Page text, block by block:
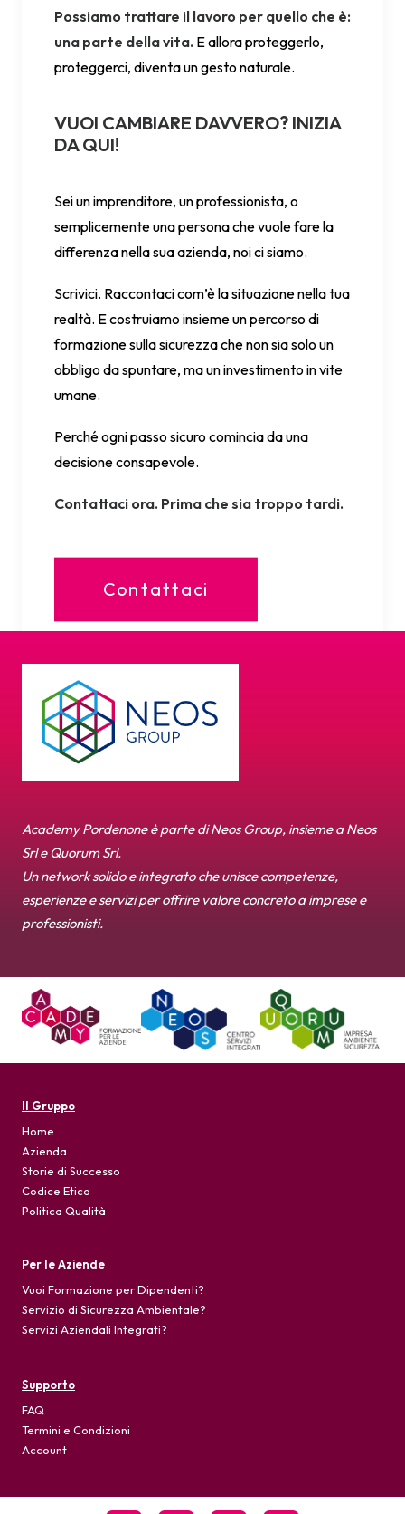
Possiamo trattare il lavoro per quello che è:
una parte della vita. E allora proteggerlo,
proteggerci, diventa un gesto naturale.
VUOI CAMBIARE DAVVERO? INIZIA
DA QUI!
Sei un imprenditore, un professionista, o
semplicemente una persona che vuole fare la
differenza nella sua azienda, noi ci siamo.
Scrivici. Raccontaci com’è la situazione nella tua
realtà. E costruiamo insieme un percorso di
formazione sulla sicurezza che non sia solo un
obbligo da spuntare, ma un investimento in vite
umane.
Perché ogni passo sicuro comincia da una
decisione consapevole.
Contattaci ora. Prima che sia troppo tardi.
Contattaci
Academy Pordenone è parte di Neos Group, insieme a Neos
Srl e Quorum Srl.
Un network solido e integrato che unisce competenze,
esperienze e servizi per offrire valore concreto a imprese e
professionisti.
Il Gruppo
Home
Azienda
Storie di Successo
Codice Etico
Politica Qualità
Per le Aziende
Vuoi Formazione per Dipendenti?
Servizio di Sicurezza Ambientale?
Servizi Aziendali Integrati?
Supporto
FAQ
Termini e Condizioni
Account